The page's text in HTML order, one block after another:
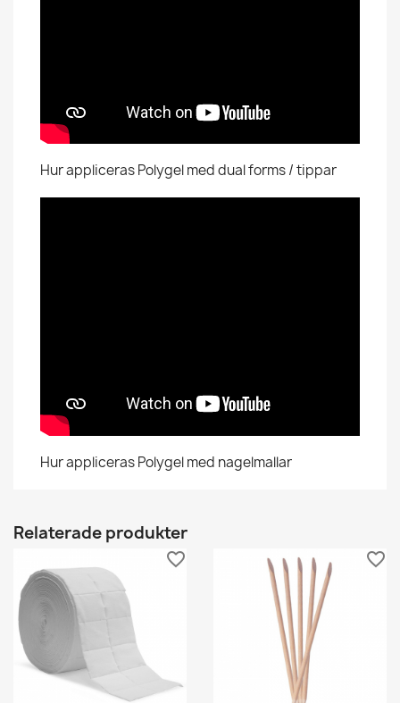
Hur appliceras Polygel med dual forms / tippar
Hur appliceras Polygel med nagelmallar
Relaterade produkter
favorite_border favorite_border